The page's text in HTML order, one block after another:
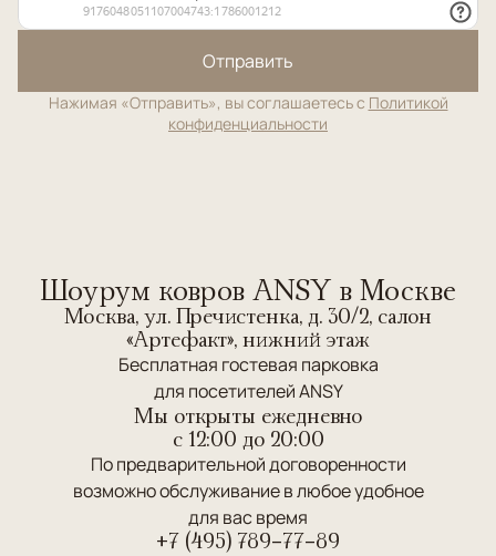
Отправить
Нажимая «Отправить», вы соглашаетесь с Политикой
конфиденциальности
Шоурум ковров ANSY в Москве
Москва, ул. Пречистенка, д. 30/2, салон
«Артефакт», нижний этаж
Бесплатная гостевая парковка
для посетителей ANSY
Мы открыты ежедневно
c 12:00 до 20:00
По предварительной договоренности
возможно обслуживание в любое удобное
для вас время
+7 (495) 789-77-89